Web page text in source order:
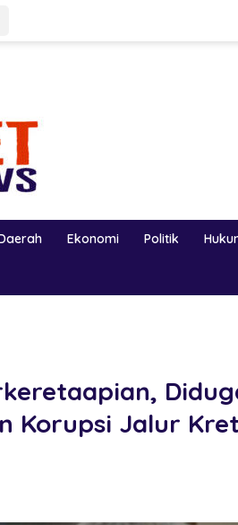
Ekonomi Politik
Korupsi Jalur